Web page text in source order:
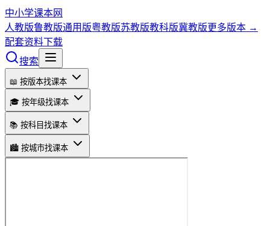
中小学课本网
人教版鲁教版通用版粤教版苏教版教科版冀教版更多版本 →
配套资料下载
搜索
📖 按版本找课本
🎓 按年级找课本
📚 按科目找课本
🏙️ 按城市找课本